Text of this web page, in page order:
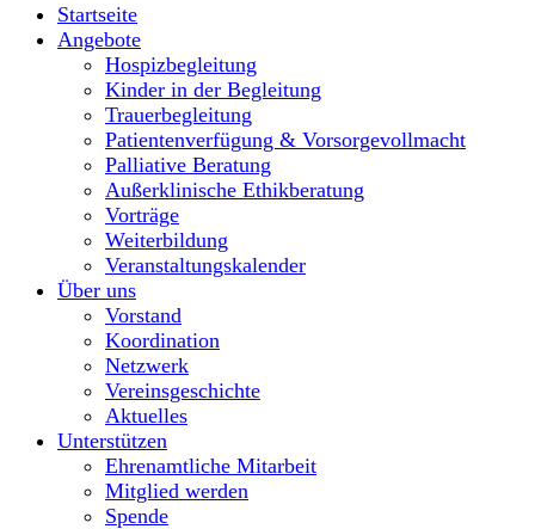
Startseite
Angebote
Hospizbegleitung
Kinder in der Begleitung
Trauerbegleitung
Patientenverfügung & Vorsorgevollmacht
Palliative Beratung
Außerklinische Ethikberatung
Vorträge
Weiterbildung
Veranstaltungskalender
Über uns
Vorstand
Koordination
Netzwerk
Vereinsgeschichte
Aktuelles
Unterstützen
Ehrenamtliche Mitarbeit
Mitglied werden
Spende